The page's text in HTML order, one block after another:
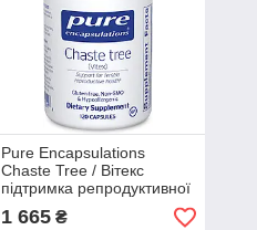
Pure Encapsulations
Chaste Tree / Вітекс
підтримка репродуктивної
системи 120 капсул
1 665₴